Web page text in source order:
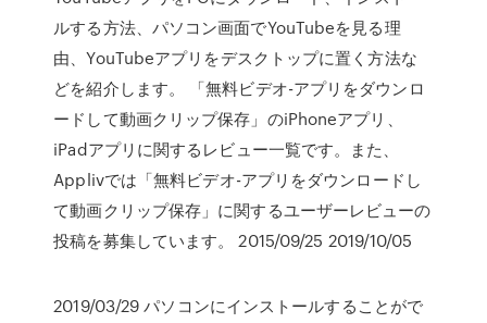
ルする方法、パソコン画面でYouTubeを見る理
由、YouTubeアプリをデスクトップに置く方法な
どを紹介します。 「無料ビデオ-アプリをダウンロ
ードして動画クリップ保存」のiPhoneアプリ、
iPadアプリに関するレビュー一覧です。また、
Applivでは「無料ビデオ-アプリをダウンロードし
て動画クリップ保存」に関するユーザーレビューの
投稿を募集しています。 2015/09/25 2019/10/05
2019/03/29 パソコンにインストールすることがで